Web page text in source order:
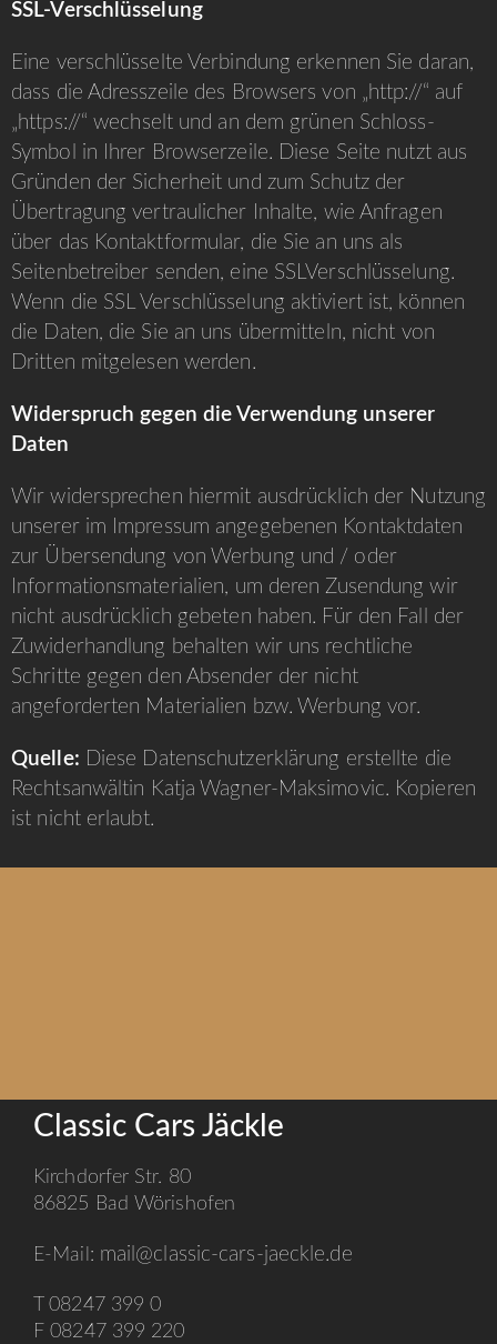
SSL-Verschlüsselung
Eine verschlüsselte Verbindung erkennen Sie daran,
dass die Adresszeile des Browsers von „http://“ auf
„https://“ wechselt und an dem grünen Schloss-
Symbol in Ihrer Browserzeile. Diese Seite nutzt aus
Gründen der Sicherheit und zum Schutz der
Übertragung vertraulicher Inhalte, wie Anfragen
über das Kontaktformular, die Sie an uns als
Seitenbetreiber senden, eine SSLVerschlüsselung.
Wenn die SSL Verschlüsselung aktiviert ist, können
die Daten, die Sie an uns übermitteln, nicht von
Dritten mitgelesen werden.
Widerspruch gegen die Verwendung unserer
Daten
Wir widersprechen hiermit ausdrücklich der Nutzung
unserer im Impressum angegebenen Kontaktdaten
zur Übersendung von Werbung und / oder
Informationsmaterialien, um deren Zusendung wir
nicht ausdrücklich gebeten haben. Für den Fall der
Zuwiderhandlung behalten wir uns rechtliche
Schritte gegen den Absender der nicht
angeforderten Materialien bzw. Werbung vor.
Quelle: Diese Datenschutzerklärung erstellte die
Rechtsanwältin Katja Wagner-Maksimovic. Kopieren
ist nicht erlaubt.
Classic Cars Jäckle
Kirchdorfer Str. 80
86825 Bad Wörishofen
E-Mail: mail@classic-cars-jaeckle.de
T 08247 399 0
F 08247 399 220